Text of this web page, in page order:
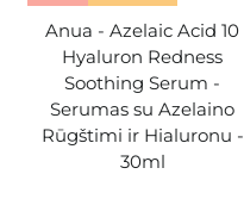
Anua - Azelaic Acid 10
Hyaluron Redness
Soothing Serum -
Serumas su Azelaino
Rūgštimi ir Hialuronu -
30ml